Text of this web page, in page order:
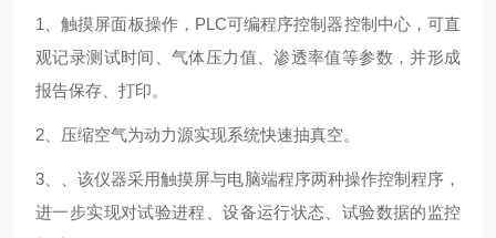
1、触摸屏面板操作，PLC可编程序控制器控制中心，可直
观记录测试时间、气体压力值、渗透率值等参数，并形成
报告保存、打印。
2、压缩空气为动力源实现系统快速抽真空。
3、、该仪器采用触摸屏与电脑端程序两种操作控制程序，
进一步实现对试验进程、设备运行状态、试验数据的监控